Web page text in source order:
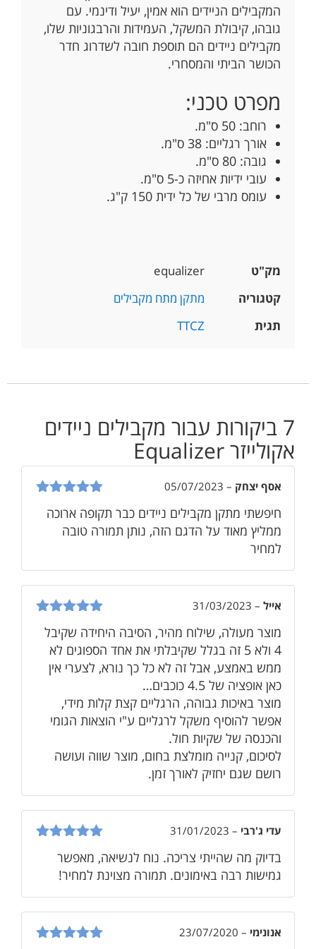
המקבילים הניידים הוא אמין, יעיל ודינמי. עם
גובהו, קיבולת המשקל, העמידות והרבגוניות שלו,
מקבילים ניידים הם תוספת חובה לשדרוג חדר
הכושר הביתי והמסחרי.
מפרט טכני:
רוחב: 50 ס"מ.
אורך רגליים: 38 ס"מ.
גובה: 80 ס"מ.
עובי ידיות אחיזה כ-5 ס"מ.
עומס מרבי של כל ידית 150 ק"ג.
מק"ט
equalizer
קטגוריה
מתקן מתח מקבילים
תגית
TTCZ
7 ביקורות עבור
מקבילים ניידים
אקולייזר Equalizer
5
אסף יצחק –
05/07/2023
חיפשתי מתקן מקבילים ניידים כבר תקופה ארוכה
ממליץ מאוד על הדגם הזה, נותן תמורה טובה
למחיר
5
אייל –
31/03/2023
מוצר מעולה, שילוח מהיר, הסיבה היחידה שקיבל
4 ולא 5 זה בגלל שקיבלתי את אחד הספוגים לא
ממש באמצע, אבל זה לא כל כך נורא, לצערי אין
כאן אופציה של 4.5 כוכבים…
מוצר באיכות גבוהה, הרגליים קצת קלות מידי,
אפשר להוסיף משקל לרגליים ע"י הוצאות הגומי
והכנסה של שקיות חול.
לסיכום, קנייה מומלצת בחום, מוצר שווה ועושה
רושם שגם יחזיק לאורך זמן.
5
עדי ג'רבי –
31/01/2023
בדיוק מה שהייתי צריכה. נוח לנשיאה, מאפשר
גמישות רבה באימונים. תמורה מצוינת למחיר!
אנונימי –
23/07/2020